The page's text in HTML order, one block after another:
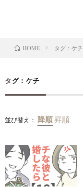
HOME タグ：ケチ
タグ：ケチ
並び替え：